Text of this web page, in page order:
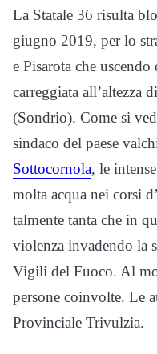
La Statale 36 risulta
giugno 2019, per lo
e Pisarota che
carreggiata all’altezza
(Sondrio). Come si
sindaco del paese
Sottocornola, le
molta acqua nei corsi
talmente tanta che in
violenza invadendo la
Vigili del Fuoco. Al
persone coinvolte. Le
Provinciale Trivulzia.